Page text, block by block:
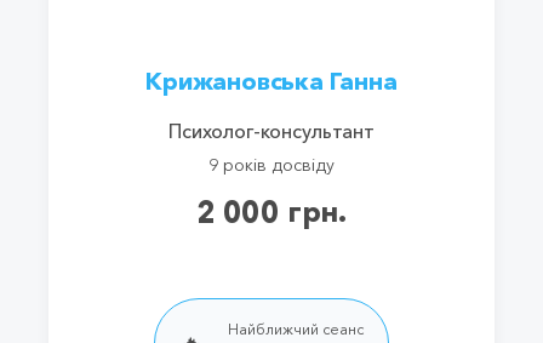
Крижановська Ганна
Психолог-консультант
9 років досвіду
2 000 грн.
Найближчий сеанс